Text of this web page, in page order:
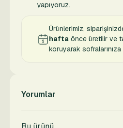
yapıyoruz.
Ürünlerimiz,
hafta önce üretilir ve
koruyarak sofralarınıza
Yorumlar